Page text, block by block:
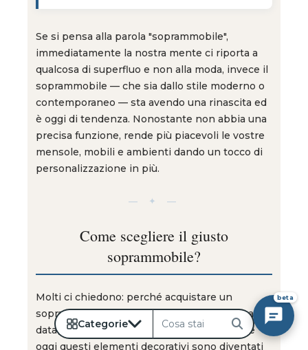
Categorie Cerca
Se si pensa alla parola "soprammobile",
immediatamente la nostra mente ci riporta a
qualcosa di superfluo e non alla moda, invece il
soprammobile — che sia dallo stile moderno o
contemporaneo — sta avendo una rinascita ed
è oggi di tendenza. Nonostante non abbia una
precisa funzione, rende più piacevoli le vostre
mensole, mobili e ambienti dando un tocco di
personalizzazione in più.
— ✦ —
Come scegliere il giusto
soprammobile?
Molti ci chiedono: perché acquistare un
soprammobile? La risposta è soggettiva, ma
data la nostra esperienza possiamo dire che
oggi questi elementi decorativi sono diventati
beta